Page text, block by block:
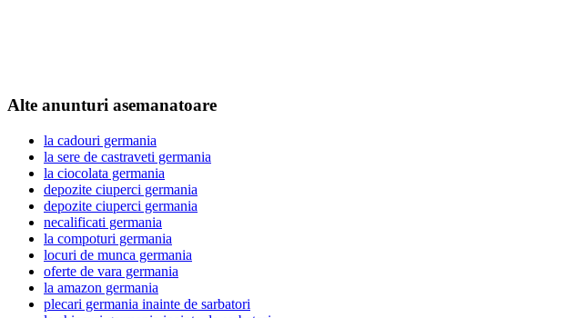
Alte anunturi asemanatoare
la cadouri germania
la sere de castraveti germania
la ciocolata germania
depozite ciuperci germania
depozite ciuperci germania
necalificati germania
la compoturi germania
locuri de munca germania
oferte de vara germania
la amazon germania
plecari germania inainte de sarbatori